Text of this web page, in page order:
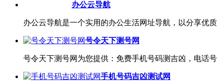
办公云导航
办公云导航是一个实用的办公生活网址导航，以分享优
号令天下测号网
号令天下测号网为您提供：免费手机号码测吉凶，电话
手机号码吉凶测试网